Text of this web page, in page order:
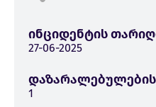
ინციდენტის
27-06-2025
1